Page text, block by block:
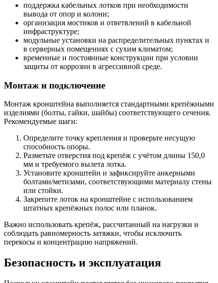
поддержка кабельных лотков при необходимости
вывода от опор и колонн;
организация мостиков и ответвлений в кабельной
инфраструктуре;
модульные установки на распределительных пунктах и
в серверных помещениях с сухим климатом;
временные и постоянные конструкции при условии
защиты от коррозии в агрессивной среде.
Монтаж и подключение
Монтаж кронштейна выполняется стандартными крепёжными
изделиями (болты, гайки, шайбы) соответствующего сечения.
Рекомендуемые шаги:
Определите точку крепления и проверьте несущую
способность опоры.
Разметьте отверстия под крепёж с учётом длины 150,0
мм и требуемого вылета лотка.
Установите кронштейн и зафиксируйте анкерными
болтами/метизами, соответствующими материалу стены
или стойки.
Закрепите лоток на кронштейне с использованием
штатных крепёжных полос или планок.
Важно использовать крепёж, рассчитанный на нагрузки и
соблюдать равномерность затяжки, чтобы исключить
перекосы и концентрацию напряжений.
Безопасность и эксплуатация